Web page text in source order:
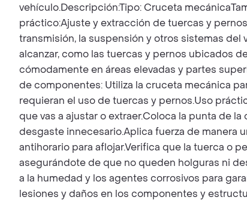
vehículo.Descripción:Tipo: Cruceta
práctico:Ajuste y extracción de tuercas y
transmisión, la suspensión y otros sistemas
alcanzar, como las tuercas y pernos ubicados
cómodamente en áreas elevadas y partes
de componentes: Utiliza la cruceta mecánica
requieran el uso de tuercas y pernos.Uso
que vas a ajustar o extraer.Coloca la punta de
desgaste innecesario.Aplica fuerza de manera
antihorario para aflojar.Verifica que la tuerca o
asegurándote de que no queden holguras ni
a la humedad y los agentes corrosivos para
lesiones y daños en los componentes y